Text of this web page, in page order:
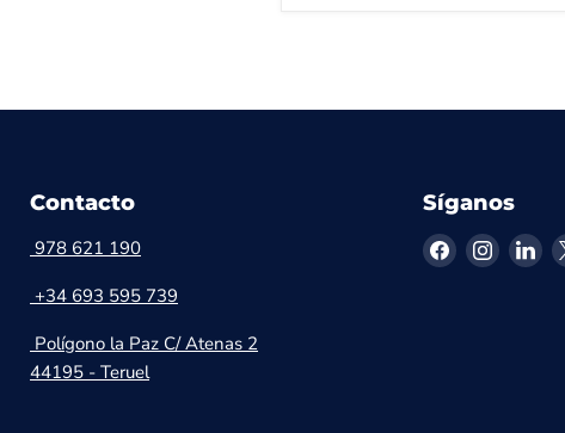
Contacto
978 621 190
+34 693 595 739
Polígono la Paz C/ Atenas 2
44195 - Teruel
Síganos
Encuéntrenos